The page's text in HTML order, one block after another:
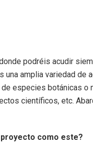
podréis acudir
una amplia variedad
especies botánicas o
científicos, etc.
como este?